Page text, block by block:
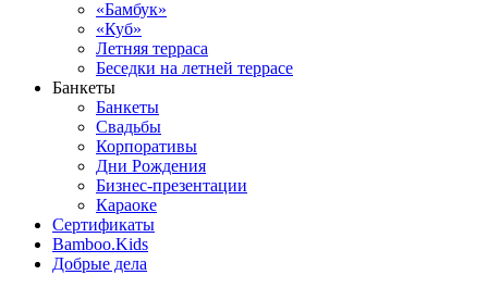
«Бамбук»
«Куб»
Летняя терраса
Беседки на летней террасе
Банкеты
Банкеты
Свадьбы
Корпоративы
Дни Рождения
Бизнес-презентации
Караоке
Сертификаты
Bamboo.Kids
Добрые дела